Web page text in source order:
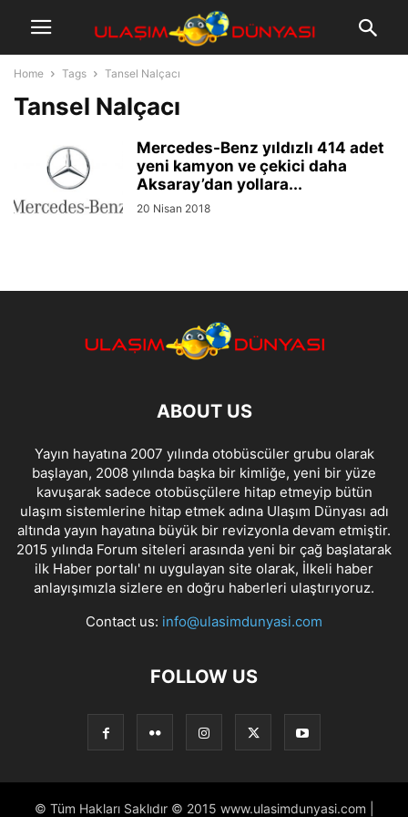
Home Tags Tansel Nalçacı
Tansel Nalçacı
Mercedes-Benz yıldızlı 414 adet
yeni kamyon ve çekici daha
Aksaray’dan yollara...
20 Nisan 2018
ABOUT US
Yayın hayatına 2007 yılında otobüscüler grubu olarak
başlayan, 2008 yılında başka bir kimliğe, yeni bir yüze
kavuşarak sadece otobüsçülere hitap etmeyip bütün
ulaşım sistemlerine hitap etmek adına Ulaşım Dünyası adı
altında yayın hayatına büyük bir revizyonla devam etmiştir.
2015 yılında Forum siteleri arasında yeni bir çağ başlatarak
ilk Haber portalı' nı uygulayan site olarak, İlkeli haber
anlayışımızla sizlere en doğru haberleri ulaştırıyoruz.
Contact us: info@ulasimdunyasi.com
FOLLOW US
© Tüm Hakları Saklıdır © 2015 www.ulasimdunyasi.com |